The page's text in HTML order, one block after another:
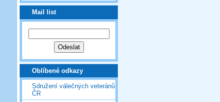
Mail list
Oblíbené odkazy
Sdružení válečných veteránů
ČR